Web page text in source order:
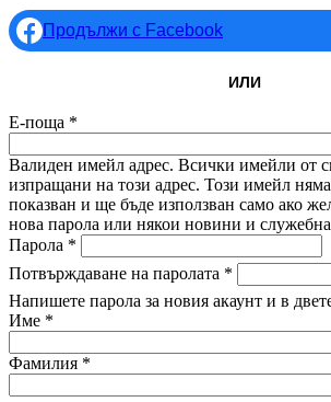
Продължи с Facebook
ИЛИ
Е-поща *
Валиден имейл адрес. Всички имейли от
изпращани на този адрес. Този имейл
показван и ще бъде използван само ако
нова парола или някои новини и
Парола *
Потвърждаване на паролата *
Напишете парола за новия акаунт и в
Име *
Фамилия *